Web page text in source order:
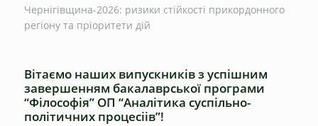
Чернігівщина-2026: ризики стійкості прикордонного
регіону та пріоритети дій
Вітаємо наших випускників з успішним
завершенням бакалаврської програми
“Філософія” ОП “Аналітика суспільно-
політичних процесіів”!